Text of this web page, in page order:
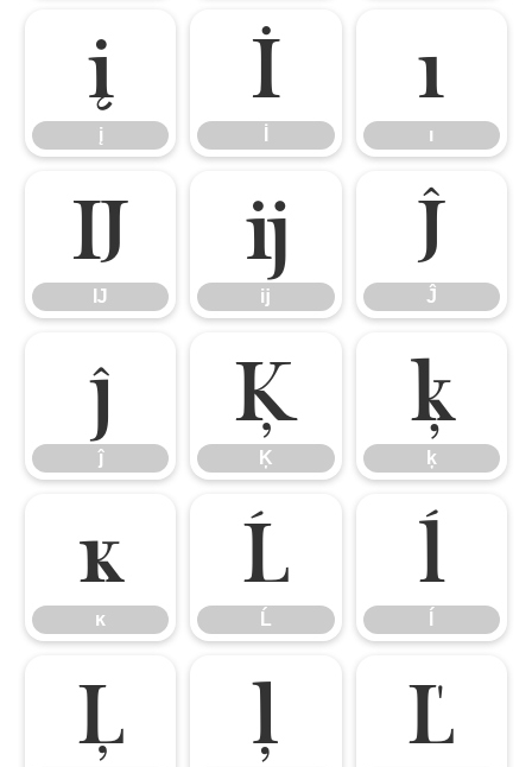
į
į
İ ı
ı
Ĳ
Ĳ
ĳ
ĳ
Ĵ
Ĵ
ĵ
ĵ
Ķ
Ķ
ķ
ķ
ĸ
ĸ
Ĺ
Ĺ
ĺ
Ļ ļ Ľ